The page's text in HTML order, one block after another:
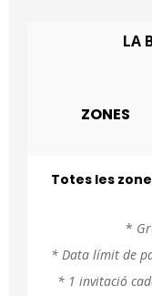
LA
ZONES
Totes les
*
* Data límit de
* 1 invitació